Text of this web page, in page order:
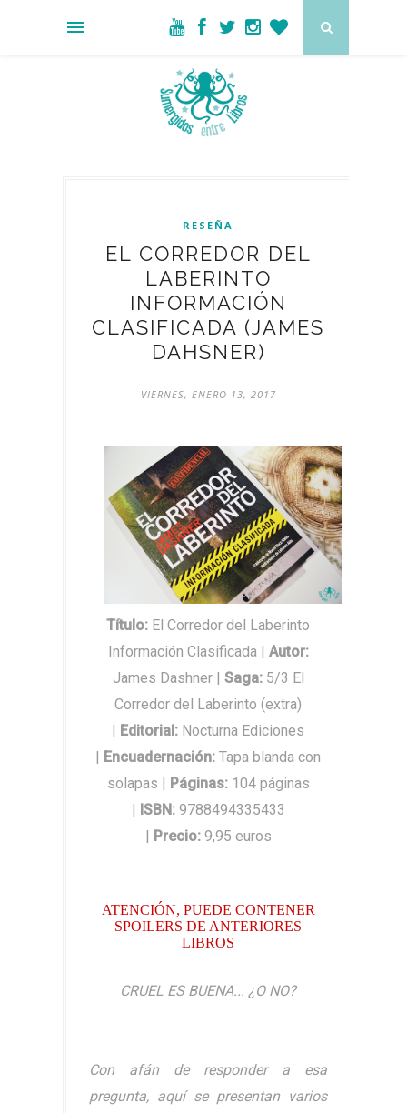
RESEÑA
EL CORREDOR DEL
LABERINTO
INFORMACIÓN
CLASIFICADA (JAMES
DAHSNER)
VIERNES, ENERO 13, 2017
Título: El Corredor del Laberinto
Información Clasificada |
Autor:
James Dashner
Saga: 5/3 El
Corredor del Laberinto (extra)
Editorial : Nocturna Ediciones
Encuadernación: Tapa blanda con
solapas |
Páginas: 104 páginas
ISBN : 9788494335433
Precio: 9,95 euros
ATENCIÓN, PUEDE CONTENER
SPOILERS DE ANTERIORES
LIBROS
CRUEL ES BUENA... ¿O NO?
Con afán de responder a esa
pregunta, aquí se presentan varios